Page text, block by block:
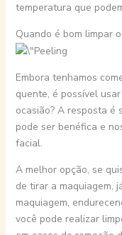
temperatura que
Quando é bom limpar
Embora tenhamos
quente, é possível
ocasião? A resposta é
pode ser benéfica e
facial.
A melhor opção, se
de tirar a maquiagem,
maquiagem,
você pode realizar